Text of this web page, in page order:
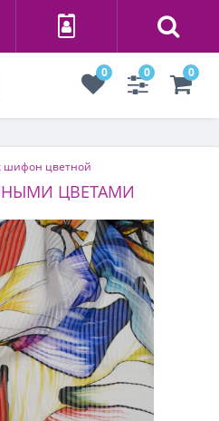
0 0 0
шифон цветной
ЦВЕТАМИ